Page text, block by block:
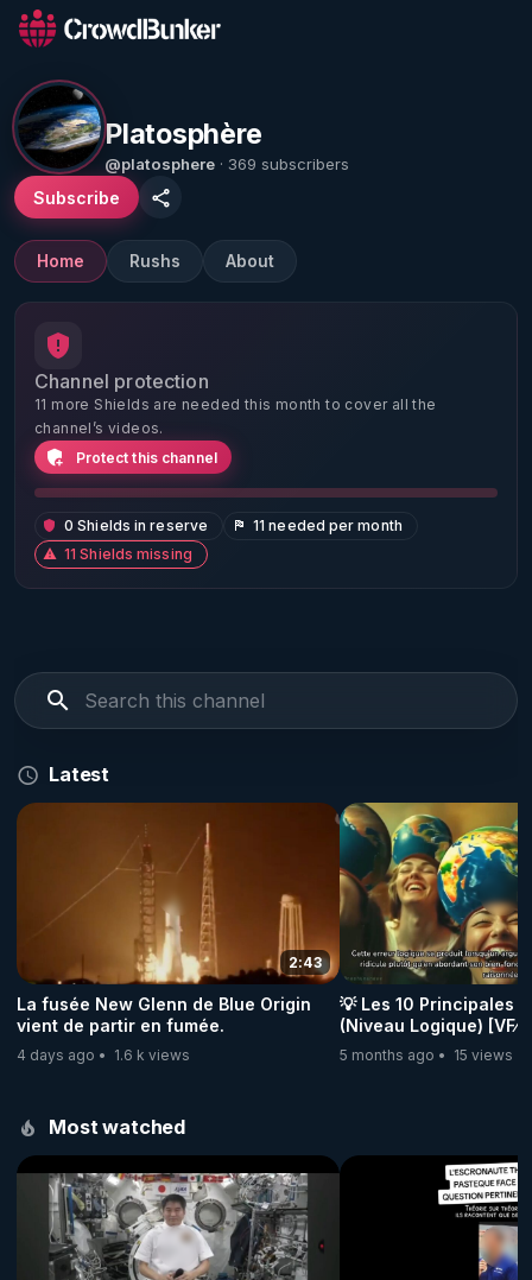
Platosphère
@platosphere · 369 subscribers
Subscribe
Home Rushs About
Channel protection
11 more Shields are needed this month to cover all the
channel’s videos.
Protect this channel
0 Shields in reserve
11 needed per month
11 Shields missing
Latest
2:43
La fusée New Glenn de Blue Origin
vient de partir en fumée.
4 days ago 1.6 k views
💡 Les 10 Principales
(Niveau Logique)
DissidenceTV [neo
5 months ago 15 views
Most watched